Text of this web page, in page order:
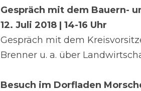
Gespräch mit dem Bauern-
12. Juli 2018 | 14-16 Uhr
Gespräch mit dem
Brenner u. a. über
Besuch im Dorfladen